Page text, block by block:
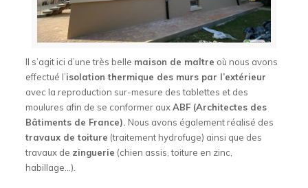
Il s’agit ici d’une très belle maison de maître où nous avons
effectué l’isolation thermique des murs par l’extérieur
avec la reproduction sur-mesure des tablettes et des
moulures afin de se conformer auxABF (Architectes des
Bâtiments de France). Nous avons également réalisé des
travaux de toiture (traitement hydrofuge) ainsi que des
travaux de zinguerie (chien assis, toiture en zinc,
habillage…).